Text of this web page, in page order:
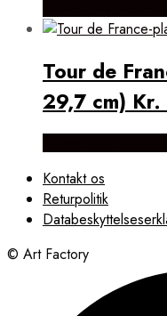
Tour de
29,7 cm) Kr.
Kontakt os
Returpolitik
© Art Factory